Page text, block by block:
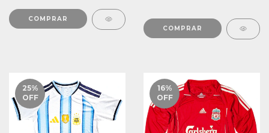
COMPRAR
COMPRAR
25%
OFF
16%
OFF